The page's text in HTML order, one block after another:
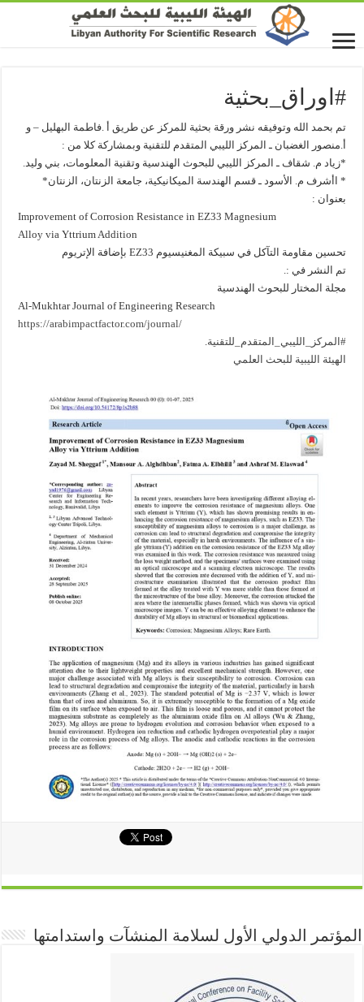
#اوراق_بحثية
تم بحمد الله وتوفيقه نشر ورقة بحثية للمركز عن طريق أ .فاطمة البهليل – و
أ.منصور الغضبان ـ المركز الليبي المتقدم للتقنية وبمشاركة كلا من :
*زياد م. شقاف ـ المركز الليبي للبحوث الهندسية وتقنية المعلومات، بني وليد.
* اأشرف م. الأسود ـ قسم الهندسة الميكانيكية، جامعة الزنتان، الزنتان*
بعنوان :
Improvement of Corrosion Resistance in EZ33 Magnesium
Alloy via Yttrium Addition
تحسين مقاومة التآكل في سبيكة المغنيسيوم EZ33 بإضافة الإتريوم
تم النشر في :.
مجلة المختار للبحوث الهندسية
Al-Mukhtar Journal of Engineering Research
https://arabimpactfactor.com/journal/
#المركز_الليبي_المتقدم_للتقنية.
الهيئة الليبية للبحث العلمي
المؤتمر الدولي الأول لسلامة المنشآت واستدامتها